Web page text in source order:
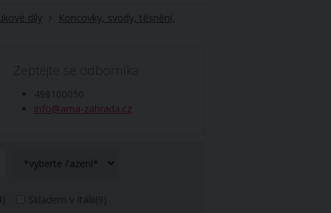
díly
Koncovky, svody, těsnění,
Zeptejte se odborníka
498100050
info@ama-zahrada.cz
Skladem v Itálii(9)